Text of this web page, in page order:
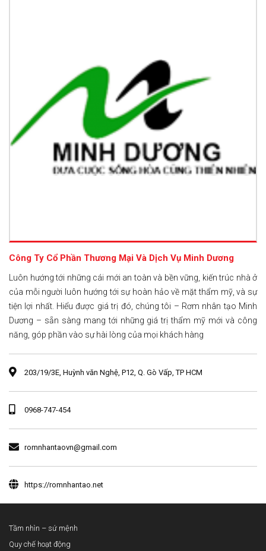
Công Ty Cổ Phần Thương Mại Và Dịch Vụ Minh Dương
Luôn hướng tới những cái mới an toàn và bền vững, kiến trúc nhà ở
của mỗi người luôn hướng tới sự hoàn hảo về mặt thẩm mỹ, và sự
tiện lợi nhất. Hiểu được giá trị đó, chúng tôi – Rơm nhân tạo Minh
Dương – sẵn sàng mang tới những giá trị thẩm mỹ mới và công
năng, góp phần vào sự hài lòng của mọi khách hàng
203/19/3E, Huỳnh văn Nghệ, P12, Q. Gò Vấp, TP HCM
0968-747-454
romnhantaovn@gmail.com
https://romnhantao.net
Tầm nhìn – sứ mệnh
Quy chế hoạt động